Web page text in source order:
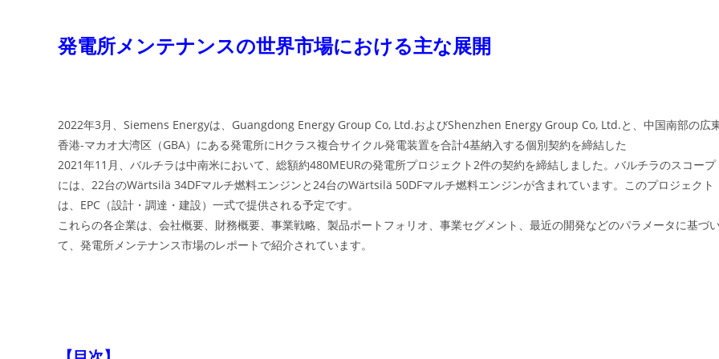
発電所メンテナンスの世界市場における主な展開
2022年3月、Siemens Energyは、Guangdong Energy Group Co, Ltd.およびShenzhen Energy Group Co, Ltd.と、中国南部の広
香港-マカオ大湾区（GBA）にある発電所にHクラス複合サイクル発電装置を合計4基納入する個別契約を締結した
2021年11月、バルチラは中南米において、総額約480MEURの発電所プロジェクト2件の契約を締結しました。バルチラのスコープ
には、22台のWärtsilä 34DFマルチ燃料エンジンと24台のWärtsilä 50DFマルチ燃料エンジンが含まれています。このプロジェクト
は、EPC（設計・調達・建設）一式で提供される予定です。
これらの各企業は、会社概要、財務概要、事業戦略、製品ポートフォリオ、事業セグメント、最近の開発などのパラメータに基づ
て、発電所メンテナンス市場のレポートで紹介されています。